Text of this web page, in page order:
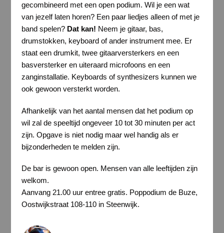
gecombineerd met een open podium. Wil je een wat
van jezelf laten horen? Een paar liedjes alleen of met je
band spelen? Dat kan! Neem je gitaar, bas,
drumstokken, keyboard of ander instrument mee. Er
staat een drumkit, twee gitaarversterkers en een
basversterker en uiteraard microfoons en een
zanginstallatie. Keyboards of synthesizers kunnen we
ook gewoon versterkt worden.
Afhankelijk van het aantal mensen dat het podium op
wil zal de speeltijd ongeveer 10 tot 30 minuten per act
zijn. Opgave is niet nodig maar wel handig als er
bijzonderheden te melden zijn.
De bar is gewoon open. Mensen van alle leeftijden zijn
welkom.
Aanvang 21.00 uur entree gratis. Poppodium de Buze,
Oostwijkstraat 108-110 in Steenwijk.